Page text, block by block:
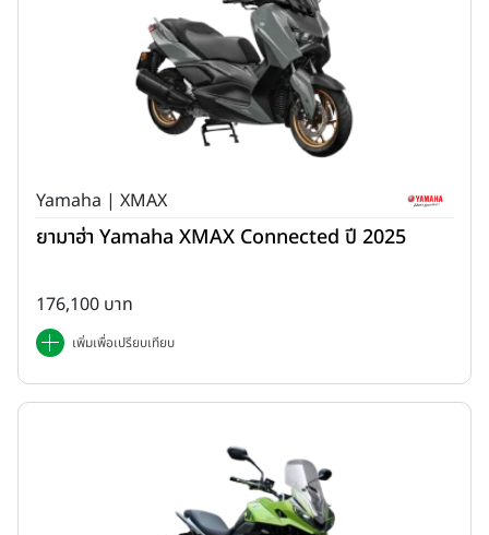
Yamaha | XMAX
ยามาฮ่า Yamaha XMAX Connected ปี 2025
176,100 บาท
เพิ่มเพื่อเปรียบเทียบ